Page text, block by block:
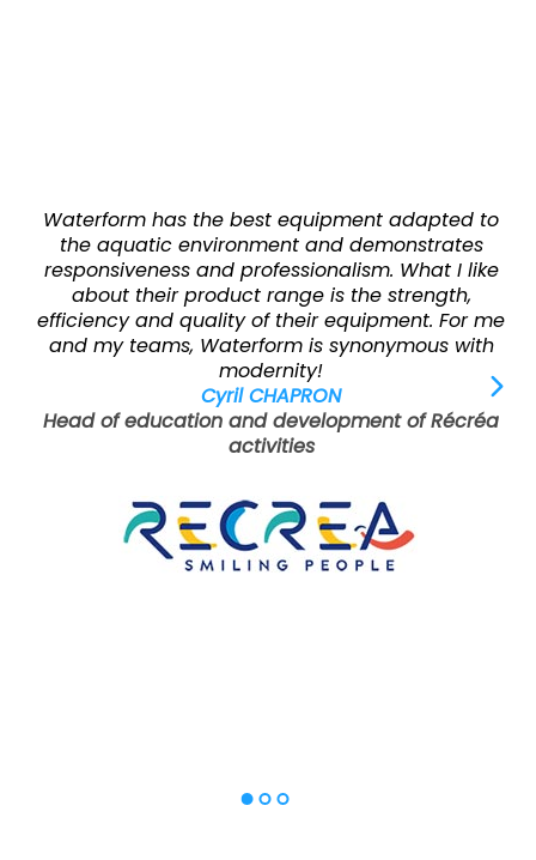
Waterform has the best equipment adapted to
the aquatic environment and demonstrates
responsiveness and professionalism. What I like
about their product range is the strength,
efficiency and quality of their equipment. For me
and my teams, Waterform is synonymous with
modernity!
Cyril CHAPRON
Head of education and development of Récréa
activities